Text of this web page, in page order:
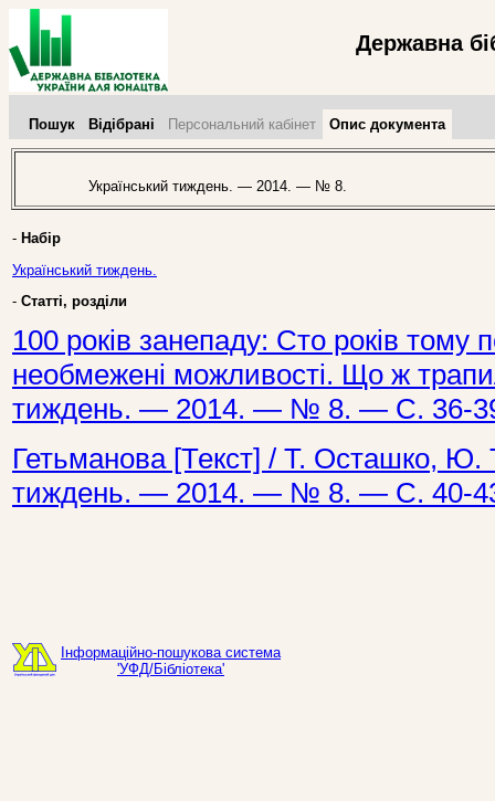
Державна
Пошук Відібрані Персональний кабінет Опис документа
Український тиждень. — 2014. — № 8.
- Набір
Український тиждень.
- Статті, розділи
100 років занепаду: Сто років тому
необмежені можливості. Що ж
тиждень. — 2014. — № 8. — С. 36-
Гетьманова [Текст] / Т. Осташко, Ю.
тиждень. — 2014. — № 8. — С. 40-
Інформаційно-пошукова система
'УФД/Бібліотека'